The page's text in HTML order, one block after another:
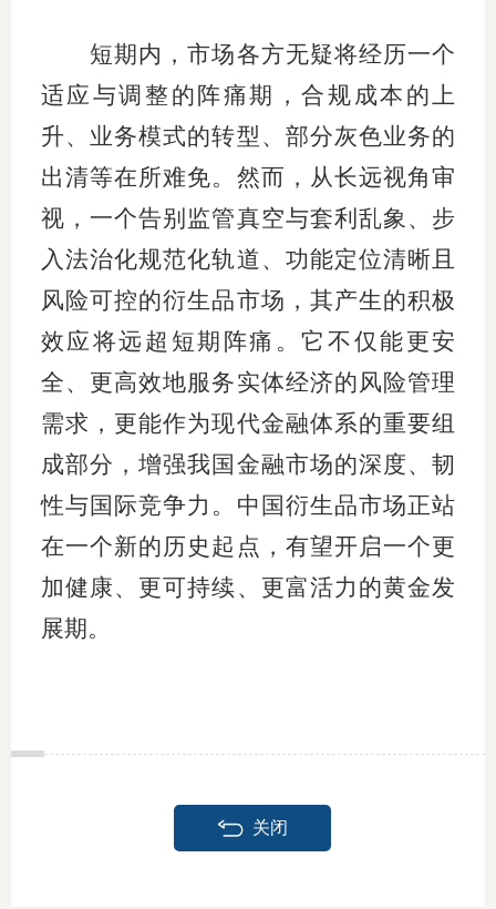
短期内，市场各方无疑将经历一个
适应与调整的阵痛期，合规成本的上
升、业务模式的转型、部分灰色业务的
出清等在所难免。然而，从长远视角审
视，一个告别监管真空与套利乱象、步
入法治化规范化轨道、功能定位清晰且
风险可控的衍生品市场，其产生的积极
效应将远超短期阵痛。它不仅能更安
全、更高效地服务实体经济的风险管理
需求，更能作为现代金融体系的重要组
成部分，增强我国金融市场的深度、韧
性与国际竞争力。中国衍生品市场正站
在一个新的历史起点，有望开启一个更
加健康、更可持续、更富活力的黄金发
展期。
关闭